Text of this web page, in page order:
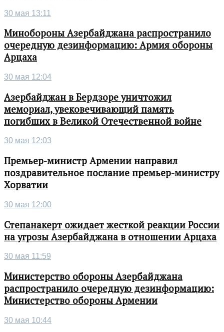
30 мая 13:11
Минобороны Азербайджана распространило
очередную дезинформацию: Армия обороны
Арцаха
30 мая 12:04
Азербайджан в Бердзоре уничтожил
мемориал, увековечивающий память
погибших в Великой Отечественной войне
30 мая 12:03
Премьер-министр Армении направил
поздравительное послание премьер-министру
Хорватии
30 мая 12:00
Степанакерт ожидает жесткой реакции России
на угрозы Азербайджана в отношении Арцаха
30 мая 11:59
Министерство обороны Азербайджана
распространило очередную дезинформацию:
Министерство обороны Армении
30 мая 10:44